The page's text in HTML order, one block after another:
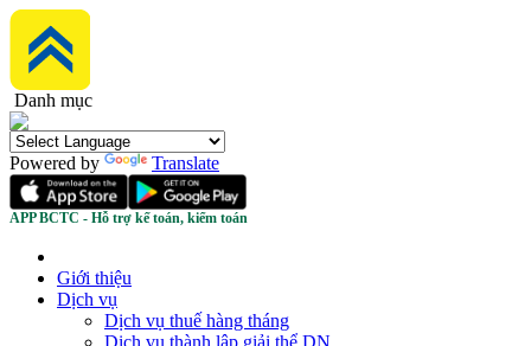
Danh mục
Powered by Translate
APP BCTC - Hỗ trợ kế toán, kiểm toán
Giới thiệu
Dịch vụ
Dịch vụ thuế hàng tháng